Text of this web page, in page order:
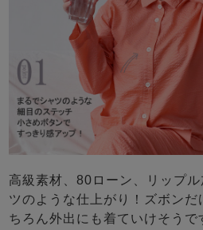
高級素材、80ローン、リップ
ツのような仕上がり！ズボンだ
ちろん外出にも着ていけそうで